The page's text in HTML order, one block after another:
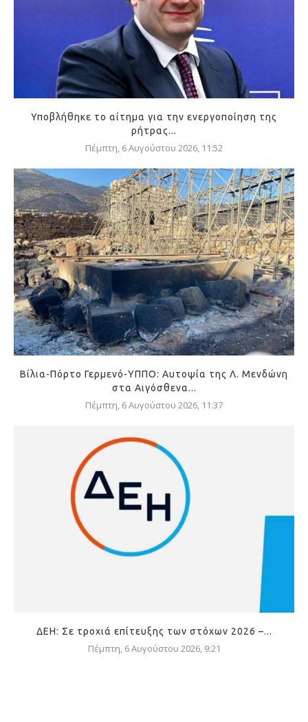
Υποβλήθηκε το αίτημα για την ενεργοποίηση της
ρήτρας...
Πέμπτη, 6 Αυγούστου 2026, 11:52
Βίλια-Πόρτο Γερμενό-ΥΠΠΟ: Αυτοψία της Λ. Μενδώνη
στα Αιγόσθενα...
Πέμπτη, 6 Αυγούστου 2026, 11:37
ΔΕΗ: Σε τροχιά επίτευξης των στόχων 2026 –...
Πέμπτη, 6 Αυγούστου 2026, 9:21